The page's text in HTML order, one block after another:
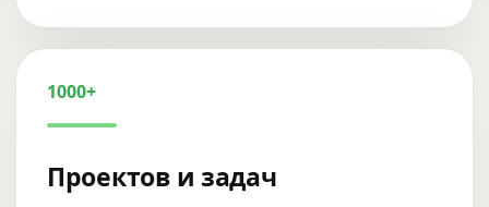
1000+
Проектов и задач